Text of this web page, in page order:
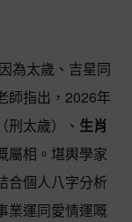
為太歲、吉星同
師指出，2026年
（刑太歲）、 生肖
屬相。堪輿學家
合個人八字分析
業運同愛情運嘅